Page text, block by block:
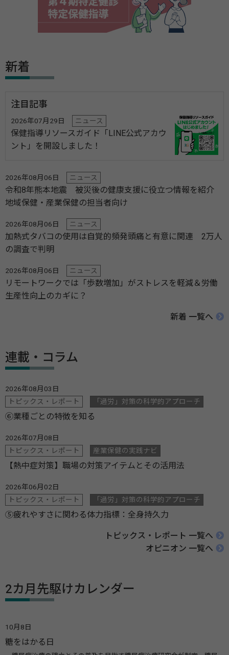
新着
注目記事
2026年07月29日 ニュース
保健指導リソースガイド「LINE公式アカウ
ント」を開設しました！
2026年08月06日 ニュース
令和8年熊本地震 被災後の健康支援に役立つ情報を紹介
地域保健・産業保健の担当者向け
2026年08月06日 ニュース
加熱式タバコの使用は自覚的頻発頭痛と有意に関連 2万人
の調査で判明
2026年08月06日 ニュース
リモートワークでは「歩数増加」がストレスを軽減＆労働
生産性向上のカギに？
新着 一覧へ
連載・コラム
2026年08月03日
トピックス・レポート
「過労」対策の科学的アプローチ
⑥業種ごとの特徴を知る
2026年07月08日
トピックス・レポート
産業保健の実践ナビ
【熱中症対策】職場の対策アイテムとその活用法
2026年06月02日
トピックス・レポート
「過労」対策の科学的アプローチ
⑤疲れやすさに関わる体力指標：全身持久力
トピックス・レポート 一覧へ
オピニオン 一覧へ
2カ月先駆けカレンダー
10月8日
糖をはかる日